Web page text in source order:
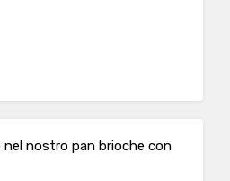
nel nostro pan brioche con